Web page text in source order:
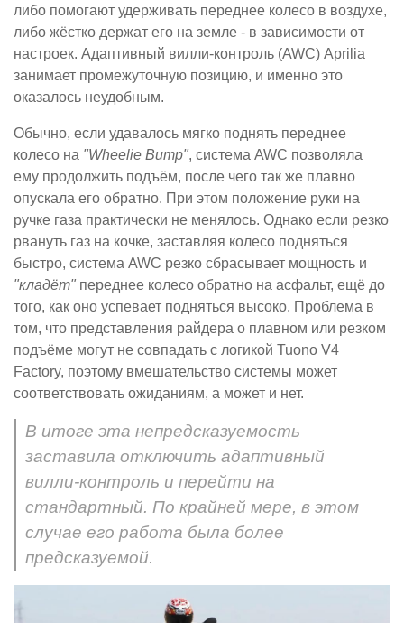
либо помогают удерживать переднее колесо в воздухе,
либо жёстко держат его на земле - в зависимости от
настроек. Адаптивный вилли-контроль (AWC) Aprilia
занимает промежуточную позицию, и именно это
оказалось неудобным.
Обычно, если удавалось мягко поднять переднее
колесо на "Wheelie Bump", система AWC позволяла
ему продолжить подъём, после чего так же плавно
опускала его обратно. При этом положение руки на
ручке газа практически не менялось. Однако если резко
рвануть газ на кочке, заставляя колесо подняться
быстро, система AWC резко сбрасывает мощность и
"кладёт" переднее колесо обратно на асфальт, ещё до
того, как оно успевает подняться высоко. Проблема в
том, что представления райдера о плавном или резком
подъёме могут не совпадать с логикой Tuono V4
Factory, поэтому вмешательство системы может
соответствовать ожиданиям, а может и нет.
В итоге эта непредсказуемость
заставила отключить адаптивный
вилли-контроль и перейти на
стандартный. По крайней мере, в этом
случае его работа была более
предсказуемой.